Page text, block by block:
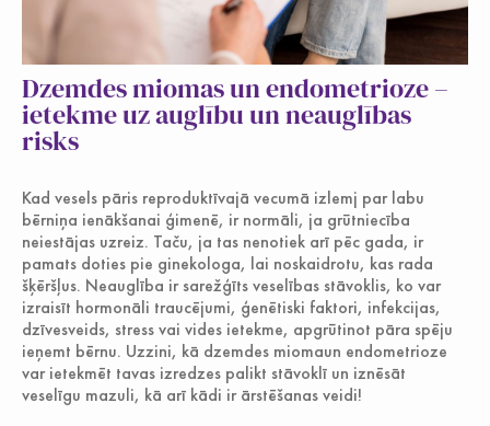
Esi vesela
Jautājumi
Jauniešiem
Dzemdes miomas un endometrioze –
ietekme uz auglību un neauglības
risks
Kad vesels pāris reproduktīvajā vecumā izlemj par labu
bērniņa ienākšanai ģimenē, ir normāli, ja grūtniecība
neiestājas uzreiz. Taču, ja tas nenotiek arī pēc gada, ir
pamats doties pie ginekologa, lai noskaidrotu, kas rada
šķēršļus. Neauglība ir sarežģīts veselības stāvoklis, ko var
izraisīt hormonāli traucējumi, ģenētiski faktori, infekcijas,
dzīvesveids, stress vai vides ietekme, apgrūtinot pāra spēju
ieņemt bērnu. Uzzini, kā dzemdes miomaun endometrioze
var ietekmēt tavas izredzes palikt stāvoklī un iznēsāt
veselīgu mazuli, kā arī kādi ir ārstēšanas veidi!